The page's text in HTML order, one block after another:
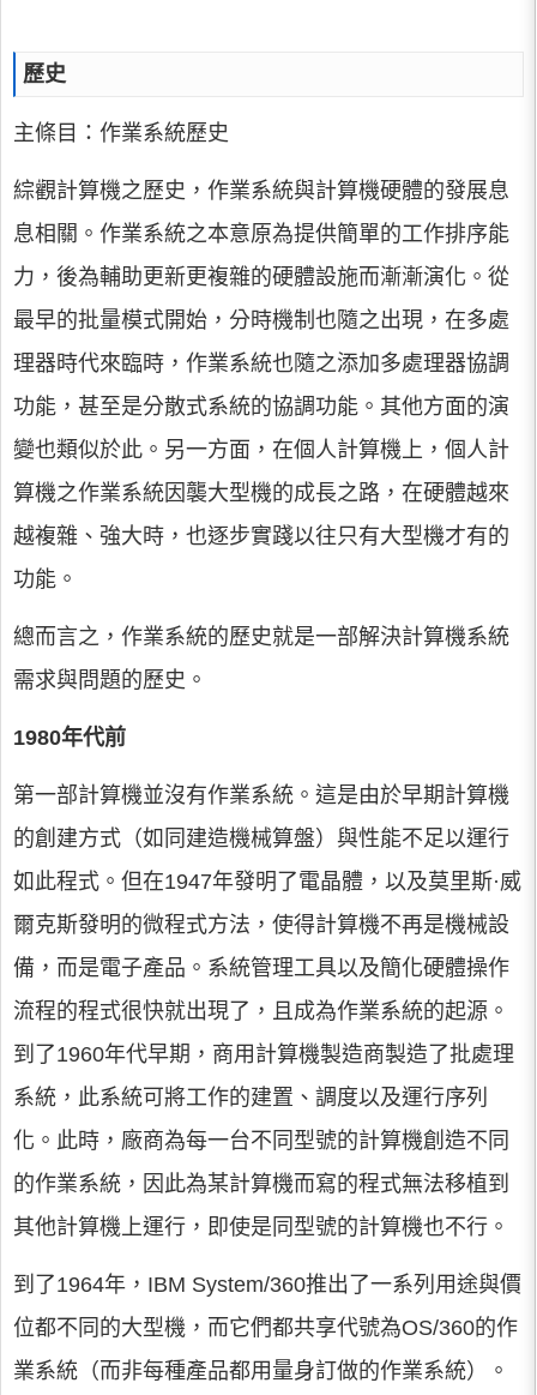
歷史
主條目：作業系統歷史
綜觀計算機之歷史，作業系統與計算機硬體的發展息
息相關。作業系統之本意原為提供簡單的工作排序能
力，後為輔助更新更複雜的硬體設施而漸漸演化。從
最早的批量模式開始，分時機制也隨之出現，在多處
理器時代來臨時，作業系統也隨之添加多處理器協調
功能，甚至是分散式系統的協調功能。其他方面的演
變也類似於此。另一方面，在個人計算機上，個人計
算機之作業系統因襲大型機的成長之路，在硬體越來
越複雜、強大時，也逐步實踐以往只有大型機才有的
功能。
總而言之，作業系統的歷史就是一部解決計算機系統
需求與問題的歷史。
1980年代前
第一部計算機並沒有作業系統。這是由於早期計算機
的創建方式（如同建造機械算盤）與性能不足以運行
如此程式。但在1947年發明了電晶體，以及莫里斯·威
爾克斯發明的微程式方法，使得計算機不再是機械設
備，而是電子產品。系統管理工具以及簡化硬體操作
流程的程式很快就出現了，且成為作業系統的起源。
到了1960年代早期，商用計算機製造商製造了批處理
系統，此系統可將工作的建置、調度以及運行序列
化。此時，廠商為每一台不同型號的計算機創造不同
的作業系統，因此為某計算機而寫的程式無法移植到
其他計算機上運行，即使是同型號的計算機也不行。
到了1964年，IBM System/360推出了一系列用途與價
位都不同的大型機，而它們都共享代號為OS/360的作
業系統（而非每種產品都用量身訂做的作業系統）。